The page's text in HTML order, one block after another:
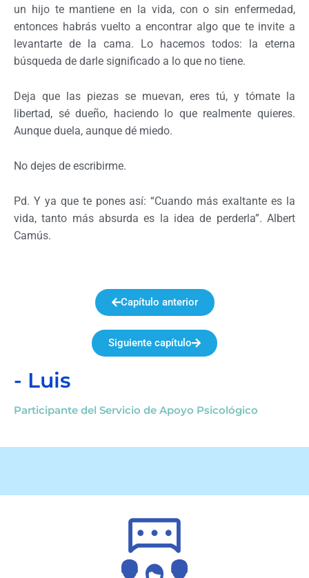
un hijo te mantiene en la vida, con o sin enfermedad,
entonces habrás vuelto a encontrar algo que te invite a
levantarte de la cama. Lo hacemos todos: la eterna
búsqueda de darle significado a lo que no tiene.
Deja que las piezas se muevan, eres tú, y tómate la
libertad, sé dueño, haciendo lo que realmente quieres.
Aunque duela, aunque dé miedo.
No dejes de escribirme.
Pd. Y ya que te pones así: “Cuando más exaltante es la
vida, tanto más absurda es la idea de perderla”. Albert
Camús.
Capítulo anterior
Siguiente capítulo
- Luis
Participante del Servicio de Apoyo Psicológico